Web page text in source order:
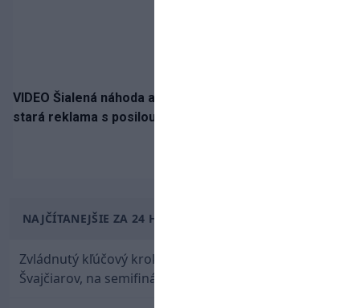
VIDEO Šialená náhoda alebo osud? Našla sa 11 rokov
stará reklama s posilou Slovana a trénerom Tourém
NAJČÍTANEJŠIE ZA 24 HODÍN
Zvládnutý kľúčový krok! Osemnástka zdolala
Švajčiarov, na semifinále potrebuje pomoc favorita